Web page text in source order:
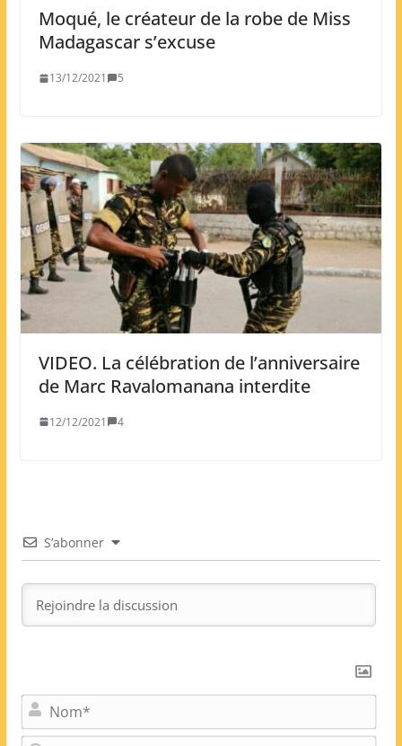
Moqué, le créateur de la robe de Miss
Madagascar s’excuse
13/12/2021 5
VIDEO. La célébration de l’anniversaire
de Marc Ravalomanana interdite
12/12/2021 4
S’abonner
o